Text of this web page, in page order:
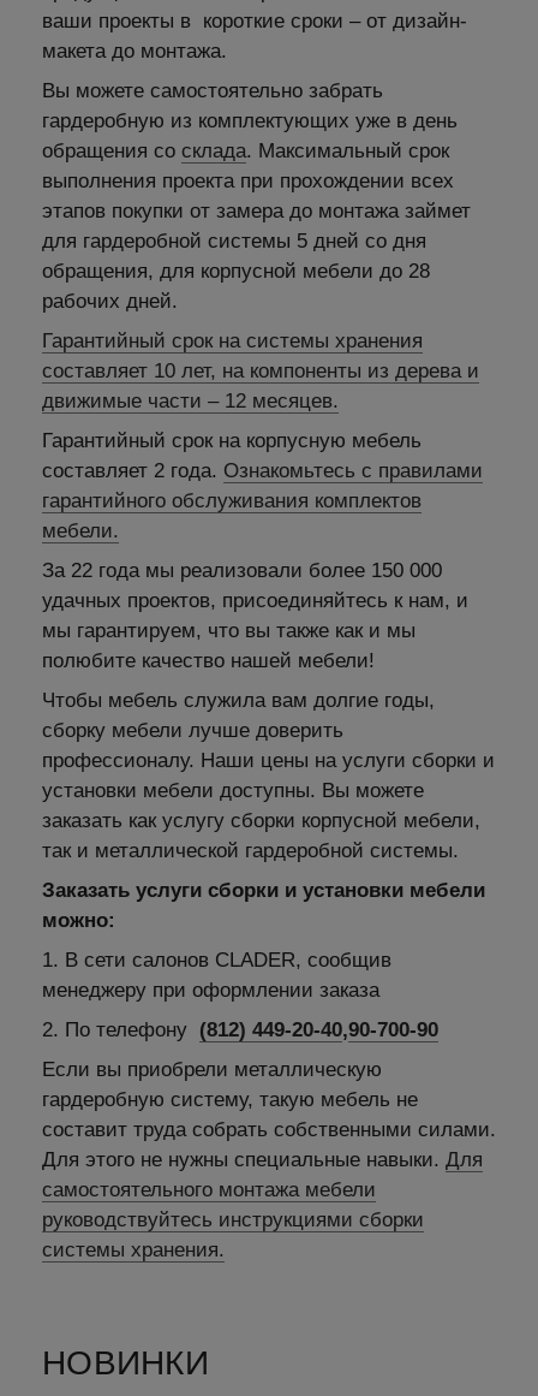
ваши проекты в короткие сроки – от дизайн-
макета до монтажа.
Вы можете самостоятельно забрать
гардеробную из комплектующих уже в день
обращения со склада. Максимальный срок
выполнения проекта при прохождении всех
этапов покупки от замера до монтажа займет
для гардеробной системы 5 дней со дня
обращения, для корпусной мебели до 28
рабочих дней.
Гарантийный срок на системы хранения
составляет 10 лет, на компоненты из дерева и
движимые части – 12 месяцев.
Гарантийный срок на корпусную мебель
составляет 2 года. Ознакомьтесь с правилами
гарантийного обслуживания комплектов
мебели.
За 22 года мы реализовали более 150 000
удачных проектов, присоединяйтесь к нам, и
мы гарантируем, что вы также как и мы
полюбите качество нашей мебели!
Чтобы мебель служила вам долгие годы,
сборку мебели лучше доверить
профессионалу. Наши цены на услуги сборки и
установки мебели доступны. Вы можете
заказать как услугу сборки корпусной мебели,
так и металлической гардеробной системы.
Заказать услуги сборки и установки мебели
можно:
1. В сети салонов CLADER, сообщив
менеджеру при оформлении заказа
2. По телефону (812) 449-20-40,90-700-90
Если вы приобрели металлическую
гардеробную систему, такую мебель не
составит труда собрать собственными силами.
Для этого не нужны специальные навыки. Для
самостоятельного монтажа мебели
руководствуйтесь инструкциями сборки
системы хранения.
НОВИНКИ